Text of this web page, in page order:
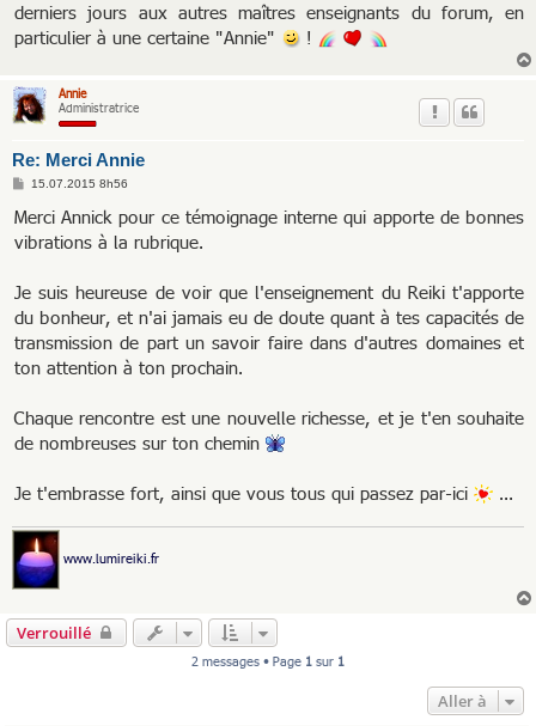
derniers jours aux autres maîtres enseignants du forum, en
particulier à une certaine "Annie"
!
Annie
Administratrice
Re: Merci Annie
M
s
s
a
15.07.2015 8h56
Merci Annick pour ce témoignage interne qui apporte de bonnes
vibrations à la rubrique.
Je suis heureuse de voir que l'enseignement du Reiki t'apporte
du bonheur, et n'ai jamais eu de doute quant à tes capacités de
transmission de part un savoir faire dans d'autres domaines et
ton attention à ton prochain.
Chaque rencontre est une nouvelle richesse, et je t'en souhaite
de nombreuses sur ton chemin
Je t'embrasse fort, ainsi que vous tous qui passez par-ici
www.lumireiki.fr
Verrouillé
2 messages • Page 1 sur 1
Aller à